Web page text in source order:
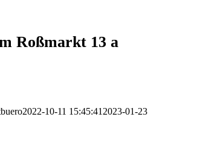
Roßmarkt 13 a
2022-10-11 15:45:41 2023-01-23